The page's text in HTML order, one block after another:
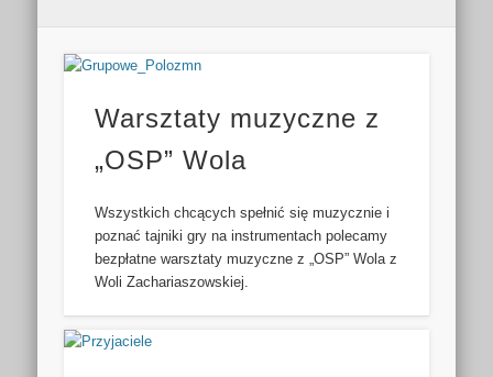
Warsztaty muzyczne z
„OSP” Wola
Wszystkich chcących spełnić się muzycznie i
poznać tajniki gry na instrumentach polecamy
bezpłatne warsztaty muzyczne z „OSP” Wola z
Woli Zachariaszowskiej.